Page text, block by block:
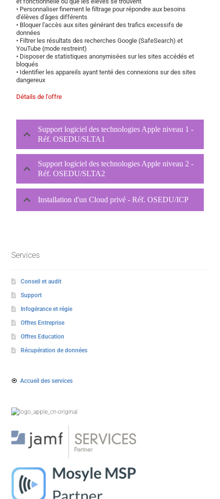
• Personnaliser finement le filtrage pour répondre aux besoins
d'élèves d'âges différents
• Bloquer l'accès aux sites générant des trafics excessifs de
données
• Filtrer les résultats des recherches Google (SafeSearch) et
YouTube (mode restreint)
• Disposer de statistiques anonymisées sur les sites accédés et
bloqués
• Identifier les appareils ayant tenté des connexions sur des sites
dangereux
Détails de l'offre
Support logiciel des technologies Apple niveau 1 -
Réf. OSEDU/SLTA1
Support logiciel des technologies Apple niveau 2 -
Réf. OSEDU/SLTA2
Installation d'un Cloud privé - Réf. OSEDU/ICP
Services
Conseil et audit
Support
Infogérance et régie
Offres Entreprise
Offres Education
Récupération de données
Accueil des services